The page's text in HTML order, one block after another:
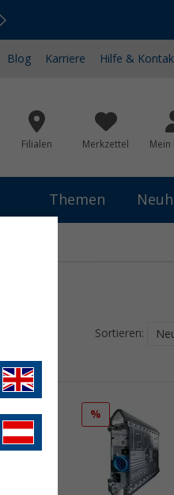
Top-
Blog Karriere Hilfe &
Filialen Merkzettel Mein
Themen
Sortieren:
%